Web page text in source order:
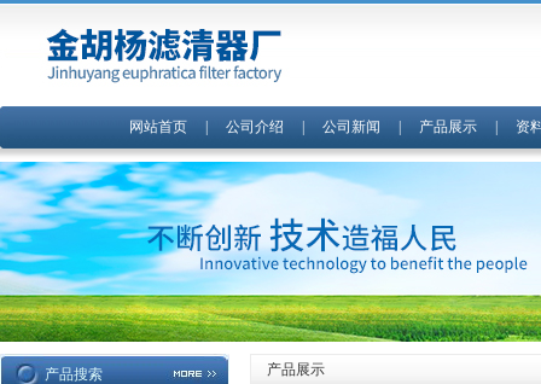
网站首页 公司介绍 公司新闻 产品展示 资
产品搜索 产品展示